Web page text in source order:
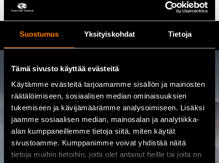
Suostumus Yksityiskohdat Tietoja
Tämä sivusto käyttää evästeitä
Käytämme evästeitä tarjoamamme sisällön ja mainosten
räätälöimiseen, sosiaalisen median ominaisuuksien
tukemiseen ja kävijämäärämme analysoimiseen. Lisäksi
jaamme sosiaalisen median, mainosalan ja analytiikka-
alan kumppaneillemme tietoja siitä, miten käytät
sivustoamme. Kumppanimme voivat yhdistää näitä
tietoja muihin tietoihin, joita olet antanut heille tai joita on
Ota yhteyttä
08 460 085
Osoite
Kalajoentie 21, 85100 Kalajoki